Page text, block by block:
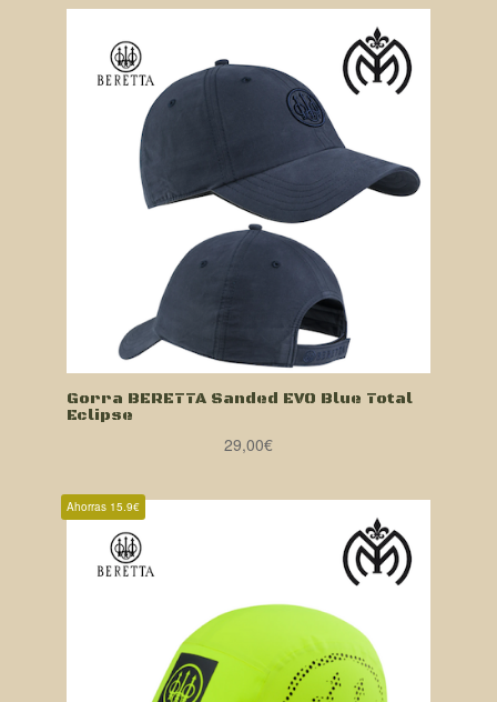
Gorra BERETTA Sanded EVO Blue Total
Eclipse
29,00€
Ahorras 15.9€